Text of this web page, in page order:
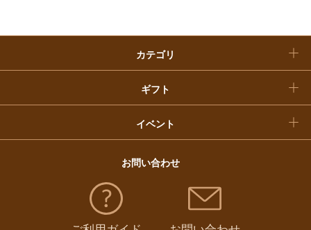
カテゴリ
ギフト
イベント
福袋
お問い合わせ